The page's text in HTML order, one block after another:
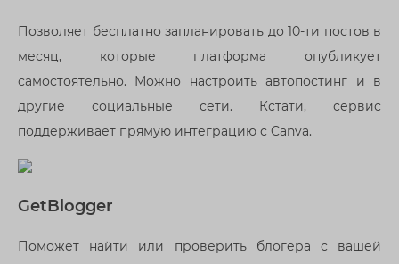
Позволяет бесплатно запланировать до 10-ти постов в
месяц, которые платформа опубликует
самостоятельно. Можно настроить автопостинг и в
другие социальные сети. Кстати, сервис
поддерживает прямую интеграцию с Canva.
GetBlogger
Поможет найти или проверить блогера с вашей